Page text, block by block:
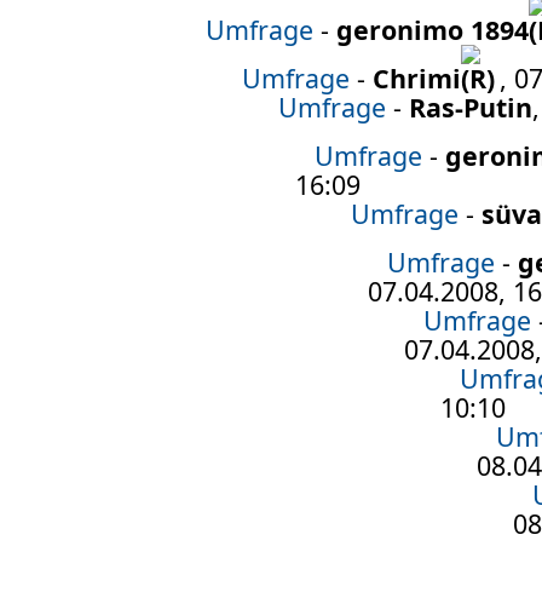
Umfrage - geronimo 1894
Umfrage - Chrimi
,
Umfrage - Ras-Putin
Umfrage -
16:09
Umfrage -
Umfrage -
07.04.2008,
Umfrage
10:10